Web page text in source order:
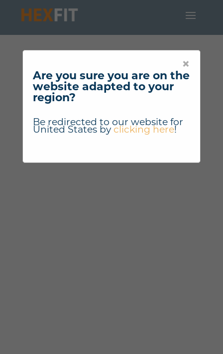
×
Are you sure you are on the
website adapted to your
region?
Be redirected to our website for
United Statesby clicking here!